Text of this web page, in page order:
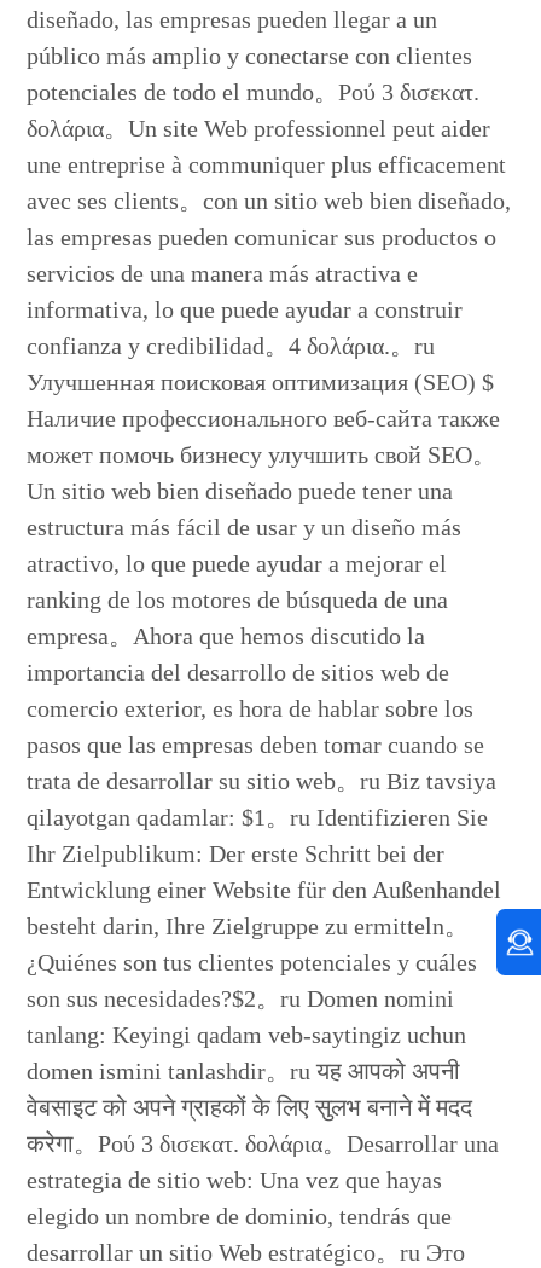
diseñado, las empresas pueden llegar a un
público más amplio y conectarse con clientes
potenciales de todo el mundo。Ρού 3 δισεκατ.
δολάρια。Un site Web professionnel peut aider
une entreprise à communiquer plus efficacement
avec ses clients。con un sitio web bien diseñado,
las empresas pueden comunicar sus productos o
servicios de una manera más atractiva e
informativa, lo que puede ayudar a construir
confianza y credibilidad。4 δολάρια.。ru
Улучшенная поисковая оптимизация (SEO) $
Наличие профессионального веб-сайта также
может помочь бизнесу улучшить свой SEO。
Un sitio web bien diseñado puede tener una
estructura más fácil de usar y un diseño más
atractivo, lo que puede ayudar a mejorar el
ranking de los motores de búsqueda de una
empresa。Ahora que hemos discutido la
importancia del desarrollo de sitios web de
comercio exterior, es hora de hablar sobre los
pasos que las empresas deben tomar cuando se
trata de desarrollar su sitio web。ru Biz tavsiya
qilayotgan qadamlar: $1。ru Identifizieren Sie
Ihr Zielpublikum: Der erste Schritt bei der
Entwicklung einer Website für den Außenhandel
besteht darin, Ihre Zielgruppe zu ermitteln。
¿Quiénes son tus clientes potenciales y cuáles
son sus necesidades?$2。ru Domen nomini
tanlang: Keyingi qadam veb-saytingiz uchun
domen ismini tanlashdir。ru यह आपको अपनी
वेबसाइट को अपने ग्राहकों के लिए सुलभ बनाने में मदद
करेगा。Ρού 3 δισεκατ. δολάρια。Desarrollar una
estrategia de sitio web: Una vez que hayas
elegido un nombre de dominio, tendrás que
desarrollar un sitio Web estratégico。ru Это